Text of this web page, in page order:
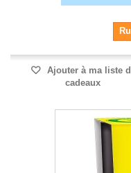
Ajouter à ma liste
cadeaux